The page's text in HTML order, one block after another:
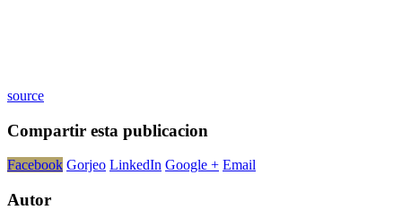
source
Compartir esta publicacion
Facebook Gorjeo LinkedIn Google + Email
Autor